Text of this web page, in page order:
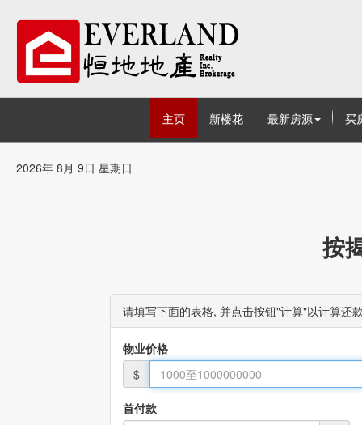
主页 新楼花 最新房源 买
2026年 8月 9日 星期日
按
请填写下面的表格, 并点击按钮"计算"以计算还
物业价格
$
首付款